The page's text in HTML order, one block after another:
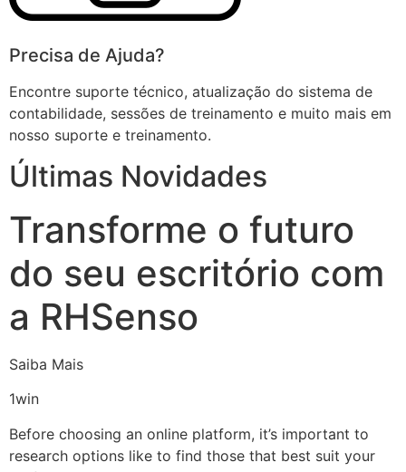
Precisa de Ajuda?
Encontre suporte técnico, atualização do sistema de
contabilidade, sessões de treinamento e muito mais em
nosso suporte e treinamento.
Últimas Novidades
Transforme o futuro
do seu escritório com
a RHSenso
Saiba Mais
1win
Before choosing an online platform, it’s important to
research options like to find those that best suit your